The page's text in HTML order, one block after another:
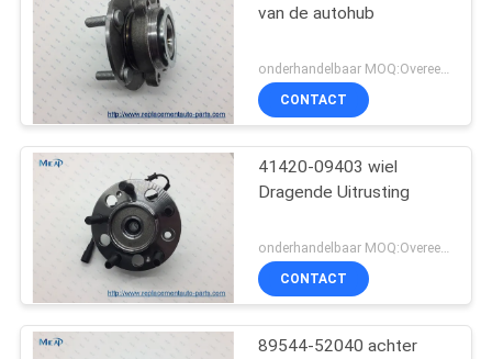
van de autohub
onderhandelbaar MOQ:Overeen te komen
CONTACT
41420-09403 wiel
Dragende Uitrusting
CONTACT
89544-52040 achter